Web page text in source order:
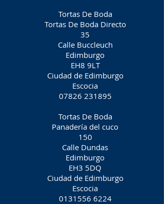
Tortas De Boda
Tortas De Boda Directo
35
Calle Buccleuch
Edimburgo
EH8 9LT
Ciudad de Edimburgo
Escocia
07826 231895
Tortas De Boda
Panadería del cuco
150
Calle Dundas
Edimburgo
EH3 5DQ
Ciudad de Edimburgo
Escocia
0131556 6224